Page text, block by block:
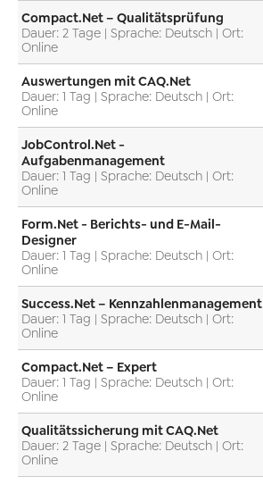
Compact.Net – Qualitätsprüfung
Dauer: 2 Tage | Sprache: Deutsch | Ort:
Online
Auswertungen mit CAQ.Net
Dauer: 1 Tag | Sprache: Deutsch | Ort:
Online
JobControl.Net -
Aufgabenmanagement
Dauer: 1 Tag | Sprache: Deutsch | Ort:
Online
Form.Net - Berichts- und E-Mail-
Designer
Dauer: 1 Tag | Sprache: Deutsch | Ort:
Online
Success.Net – Kennzahlenmanagement
Dauer: 1 Tag | Sprache: Deutsch | Ort:
Online
Compact.Net – Expert
Dauer: 1 Tag | Sprache: Deutsch | Ort:
Online
Qualitätssicherung mit CAQ.Net
Dauer: 2 Tage | Sprache: Deutsch | Ort:
Online